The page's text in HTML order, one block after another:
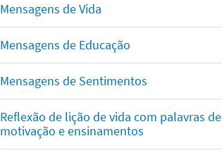
Mensagens de Vida
Mensagens de Educação
Mensagens de Sentimentos
Reflexão de lição de vida com palavras de
motivação e ensinamentos